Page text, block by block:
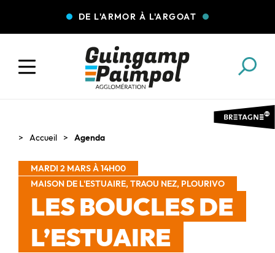
DE L'ARMOR À L'ARGOAT
COLLECTE DES DÉCHETS EAU ET ASSAINISSEMENT
ENFANCE JEUNESSE
Accueil Agenda
MARDI 2 MARS À 14H00
MAISON DE L'ESTUAIRE, TRAOU NEZ, PLOURIVO
LES BOUCLES DE
L’ESTUAIRE